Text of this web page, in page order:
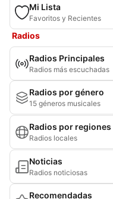
Mi Lista
Favoritos y Recientes
Radios
Radios Principales
Radios más escuchadas
Radios por género
15 géneros musicales
Radios por regiones
Radios locales
Noticias
Radios noticiosas
Recomendadas